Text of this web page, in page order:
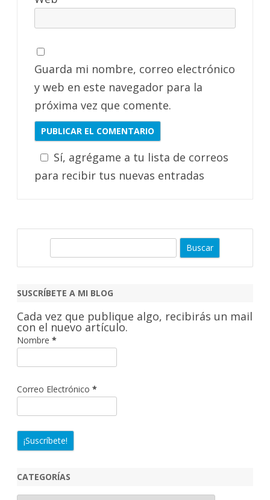
Guarda mi nombre, correo electrónico
y web en este navegador para la
próxima vez que comente.
Sí, agrégame a tu lista de correos
para recibir tus nuevas entradas
c
r
SUSCRÍBETE A MI BLOG
Cada vez que publique algo, recibirás un mail
con el nuevo artículo.
Nombre *
Correo Electrónico *
CATEGORÍAS